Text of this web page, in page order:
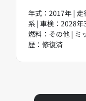
年式：2017年 |
系 | 車検：2028年
燃料：その他 | ミ
歴：修復済